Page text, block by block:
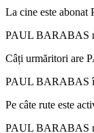
La cine este abonat
PAUL BARABAS
Câți urmăritori are
PAUL BARABAS
Pe câte rute este
PAUL BARABAS